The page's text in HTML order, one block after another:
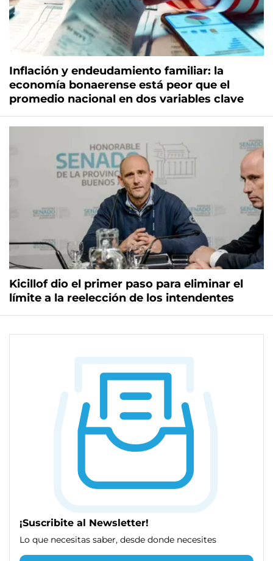
Inflación y endeudamiento familiar: la
economía bonaerense está peor que el
promedio nacional en dos variables clave
Kicillof dio el primer paso para eliminar el
límite a la reelección de los intendentes
¡Suscribite al Newsletter!
Lo que necesitas saber, desde donde necesites